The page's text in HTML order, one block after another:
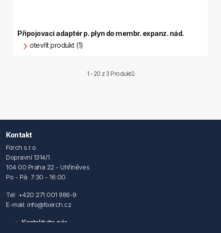
Připojovací adaptér p. plyn do membr. expanz. nád.
otevřít produkt (1)
1 - 20 z3 Produktů
Kontakt
Förch s.r.o.
Dopravní 1314/1
104 00 Praha 22 - Uhříněves
Po - Pá: 7:30 - 16:00
Tel: +420 271 001 986-9
E-mail: info@foerch.cz
Kontaktujte nás